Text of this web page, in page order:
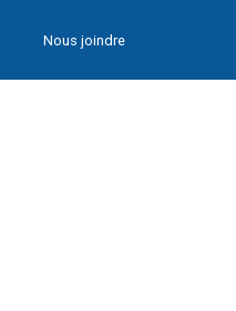
Nous joindre